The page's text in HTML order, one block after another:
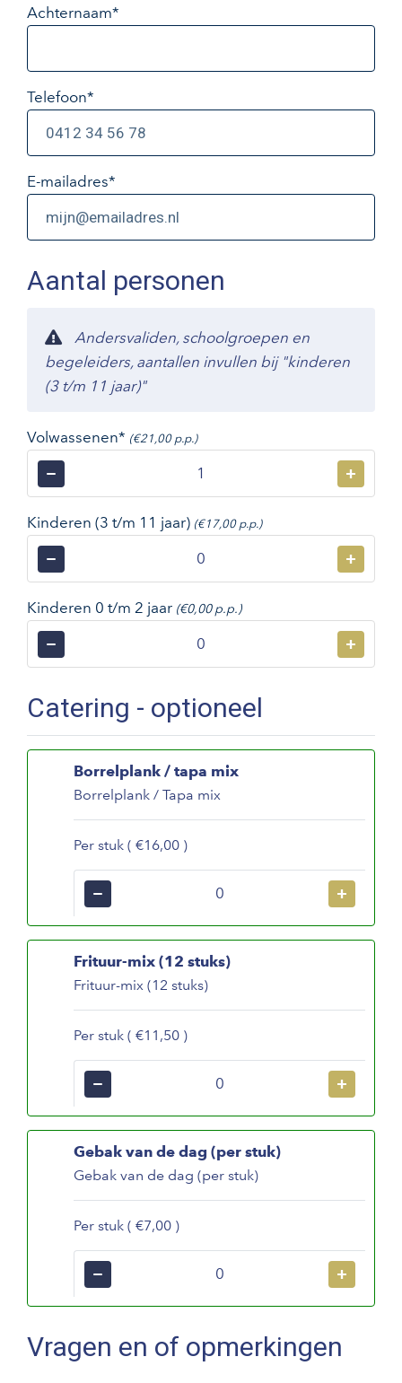
Achternaam*
Telefoon*
E-mailadres*
Aantal personen
Andersvaliden, schoolgroepen en
begeleiders, aantallen invullen bij "kinderen
(3 t/m 11 jaar)"
Volwassenen* (€21,00 p.p.)
− +
Kinderen (3 t/m 11 jaar) (€17,00 p.p.)
− +
Kinderen 0 t/m 2 jaar (€0,00 p.p.)
− +
Catering - optioneel
Borrelplank / tapa mix
Borrelplank / Tapa mix
Per stuk ( €16,00 )
− +
Frituur-mix (12 stuks)
Frituur-mix (12 stuks)
Per stuk ( €11,50 )
− +
Gebak van de dag (per stuk)
Gebak van de dag (per stuk)
Per stuk ( €7,00 )
− +
Vragen en of opmerkingen